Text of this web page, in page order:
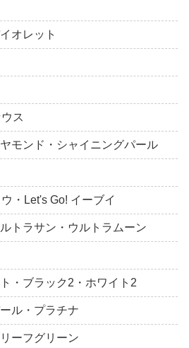
オレット
ス
モンド・シャイニングパール
・Let's Go! イーブイ
トラサン・ウルトラムーン
・ブラック2・ホワイト2
ル・プラチナ
ーフグリーン